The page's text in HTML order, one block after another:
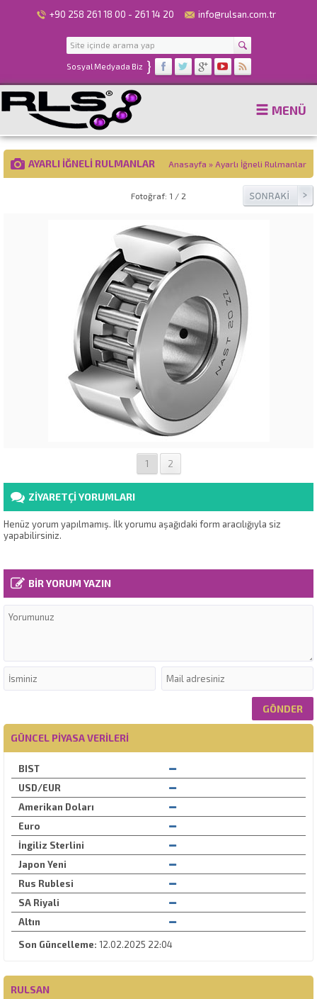
+90 258 261 18 00 - 261 14 20 info@rulsan.com.tr
Sosyal Medyada Biz }
MENÜ
AYARLI İĞNELI RULMANLAR Anasayfa » Ayarlı İğneli Rulmanlar
Fotoğraf: 1 / 2
1 2
ZİYARETÇİ YORUMLARI
Henüz yorum yapılmamış. İlk yorumu aşağıdaki form aracılığıyla siz
yapabilirsiniz.
BİR YORUM YAZIN
GÜNCEL PIYASA VERILERI
BIST
USD/EUR
Amerikan Doları
Euro
İngiliz Sterlini
Japon Yeni
Rus Rublesi
SA Riyali
Altın
Son Güncelleme: 12.02.2025 22:04
RULSAN